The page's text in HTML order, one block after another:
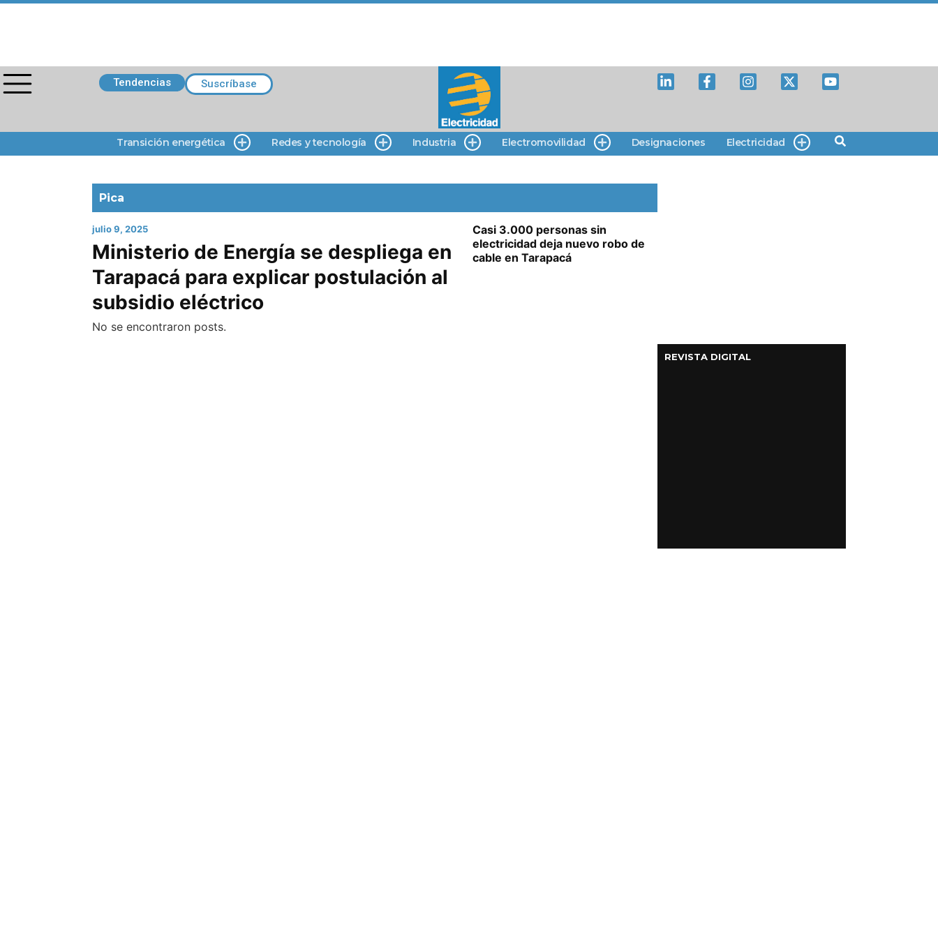
Tendencias Suscríbase
Transición energética Redes y tecnología Industria Electromovilidad Designaciones Electricidad
Pica
julio 9, 2025
Ministerio de Energía se despliega en
Tarapacá para explicar postulación al
subsidio eléctrico
Casi 3.000 personas sin
electricidad deja nuevo robo de
cable en Tarapacá
No se encontraron posts.
REVISTA DIGITAL